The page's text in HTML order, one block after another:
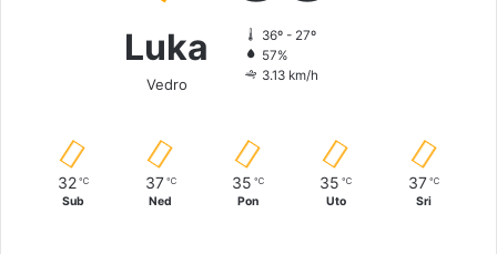
Luka
Vedro
36º - 27º
57%
3.13 km/h
32 ℃
Sub
37 ℃
Ned
35 ℃
Pon
35 ℃
Uto
37 ℃
Sri